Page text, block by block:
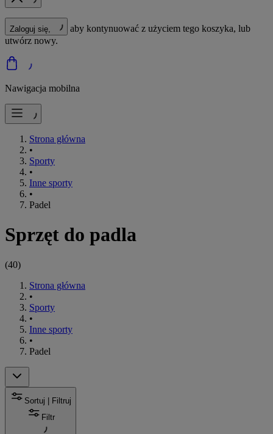
Zaloguj się,
aby kontynuować z użyciem tego koszyka, lub
utwórz nowy.
Nawigacja mobilna
Strona główna
•
Sporty
•
Inne sporty
•
Padel
Sprzęt do padla
(40)
Strona główna
•
Sporty
•
Inne sporty
•
Padel
Sortuj | Filtruj
Filtr